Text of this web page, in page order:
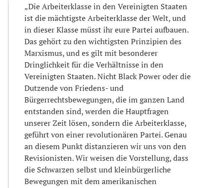
„Die Arbeiterklasse in den Vereinigten Staaten
ist die mächtigste Arbeiterklasse der Welt, und
in dieser Klasse müsst ihr eure Partei aufbauen.
Das gehört zu den wichtigsten Prinzipien des
Marxismus, und es gilt mit besonderer
Dringlichkeit für die Verhältnisse in den
Vereinigten Staaten. Nicht Black Power oder die
Dutzende von Friedens- und
Bürgerrechtsbewegungen, die im ganzen Land
entstanden sind, werden die Hauptfragen
unserer Zeit lösen, sondern die Arbeiterklasse,
geführt von einer revolutionären Partei. Genau
an diesem Punkt distanzieren wir uns von den
Revisionisten. Wir weisen die Vorstellung, dass
die Schwarzen selbst und kleinbürgerliche
Bewegungen mit dem amerikanischen